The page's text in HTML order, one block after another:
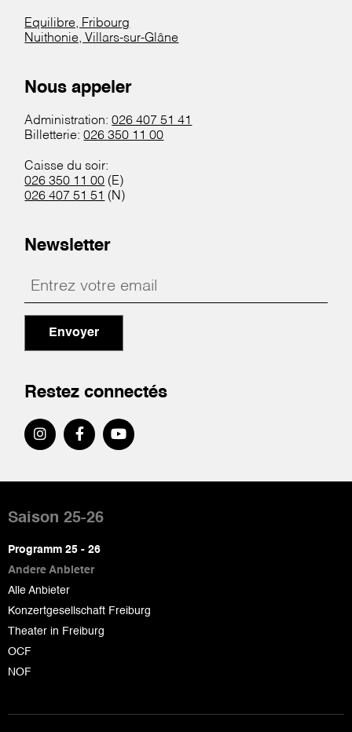
Equilibre, Fribourg
Nuithonie, Villars-sur-Glâne
Nous appeler
Administration:026 407 51 41
Billetterie:026 350 11 00
Caisse du soir:
026 350 11 00 (E)
026 407 51 51 (N)
Newsletter
Envoyer
Restez connectés
de
page
Saison 25-26
Programm 25 - 26
Andere Anbieter
Alle Anbieter
Konzertgesellschaft Freiburg
Theater in Freiburg
OCF
NOF